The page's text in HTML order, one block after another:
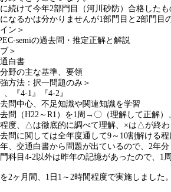
続けて今年2部門目（河川砂防）合格した
なるかは分かりませんが1部門目と2部門目
ン＞
semiの過去問・推定正解と解説
＞
通白書
分野の主な基準、要領
方法：択一問題のみ＞
、『4-1』『4-2』
去問中心、不足知識や関連知識を学習
去問（H22～R1）を1周→〇（理解して正解
度、△は徹底的に調べて理解、×は△が終わ
去問に関しては全年度通して9～10割解ける
年、交通白書から問題が出ているので、2年
門科目4-2以外は昨年の記憶があったので、1
2ヶ月間、1日1～2時間程度で実施しました